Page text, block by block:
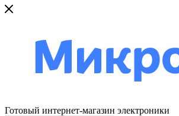
Готовый интернет-магазин электроники